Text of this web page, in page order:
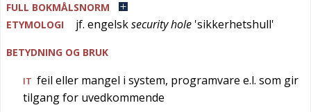
FULL BOKMÅLSNORM
ETYMOLOGI
jf. engelsksecurity hole 'sikkerhetshull'
BETYDNING OG BRUK
IT feil eller mangel i system, programvare e.l. som gir
tilgang for uvedkommende